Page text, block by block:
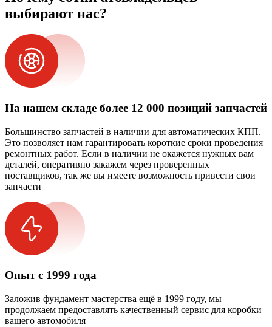
выбирают нас?
На нашем складе более 12 000 позиций запчастей
Большинство запчастей в наличии для автоматических КПП.
Это позволяет нам гарантировать короткие сроки проведения
ремонтных работ. Если в наличии не окажется нужных вам
деталей, оперативно закажем через проверенных
поставщиков, так же вы имеете возможность привести свои
запчасти
Опыт с 1999 года
Заложив фундамент мастерства ещё в 1999 году, мы
продолжаем предоставлять качественный сервис для коробки
вашего автомобиля